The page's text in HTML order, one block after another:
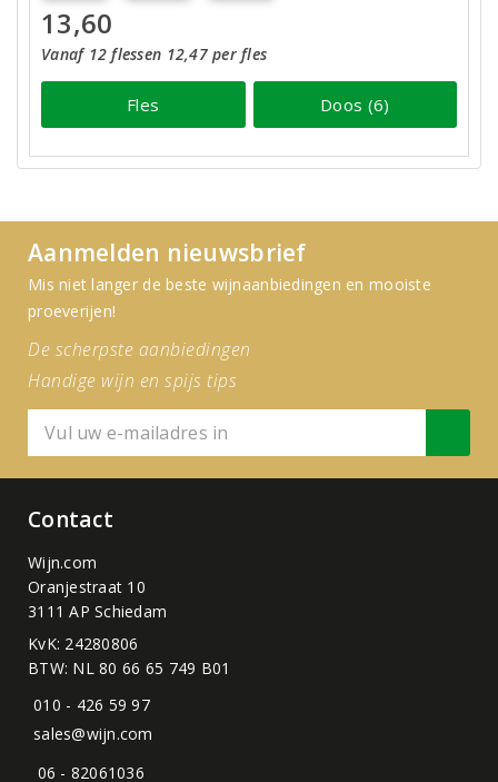
13,60
Vanaf 12 flessen 12,47 per fles
Fles Doos (6)
Aanmelden nieuwsbrief
Mis niet langer de beste wijnaanbiedingen en mooiste
proeverijen!
De scherpste aanbiedingen
Handige wijn en spijs tips
Contact
Wijn.com
Oranjestraat 10
3111 AP Schiedam
KvK: 24280806
BTW: NL 80 66 65 749 B01
010 - 426 59 97
sales@wijn.com
06 - 82061036